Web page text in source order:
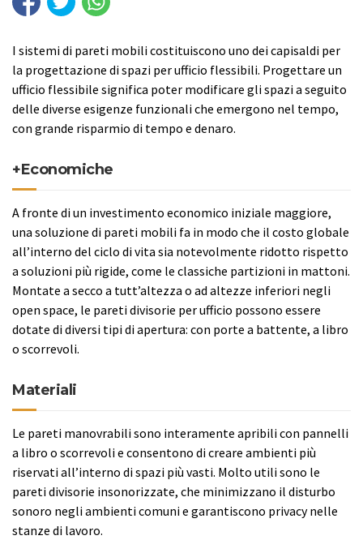
I sistemi di pareti mobili costituiscono uno dei capisaldi per
la progettazione di spazi per ufficio flessibili. Progettare un
ufficio flessibile significa poter modificare gli spazi a seguito
delle diverse esigenze funzionali che emergono nel tempo,
con grande risparmio di tempo e denaro.
+Economiche
A fronte di un investimento economico iniziale maggiore,
una soluzione di pareti mobili fa in modo che il costo globale
all’interno del ciclo di vita sia notevolmente ridotto rispetto
a soluzioni più rigide, come le classiche partizioni in mattoni.
Montate a secco a tutt’altezza o ad altezze inferiori negli
open space, le pareti divisorie per ufficio possono essere
dotate di diversi tipi di apertura: con porte a battente, a libro
o scorrevoli.
Materiali
Le pareti manovrabili sono interamente apribili con pannelli
a libro o scorrevoli e consentono di creare ambienti più
riservati all’interno di spazi più vasti. Molto utili sono le
pareti divisorie insonorizzate, che minimizzano il disturbo
sonoro negli ambienti comuni e garantiscono privacy nelle
stanze di lavoro.